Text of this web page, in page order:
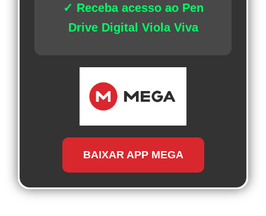
✓ Receba acesso ao Pen
Drive Digital Viola Viva
BAIXAR APP MEGA